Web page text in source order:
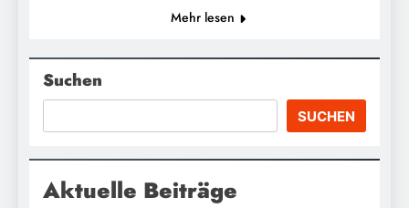
Mehr lesen
Suchen
SUCHEN
Aktuelle Beiträge